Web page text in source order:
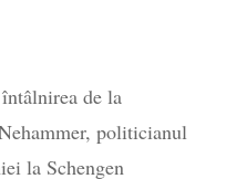
de la
politicianul
la Schengen